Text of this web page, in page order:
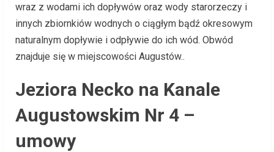
wraz z wodami ich dopływów oraz wody starorzeczy i
innych zbiornkiów wodnych o ciągłym bądź okresowym
naturalnym dopływie i odpływie do ich wód. Obwód
znajduje się w miejscowości Augustów..
Jeziora Necko na Kanale
Augustowskim Nr 4 –
umowy